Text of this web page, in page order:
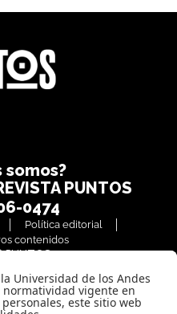
somos?
PUNTOS
0474
Política editorial
contenidos
PUNTOS